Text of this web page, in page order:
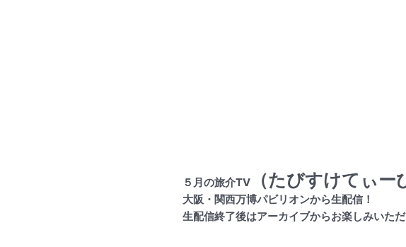
５月の旅介TV （たびすけてぃー
大阪・関西万博パビリオンから生配信！
生配信終了後はアーカイブからお楽しみいた